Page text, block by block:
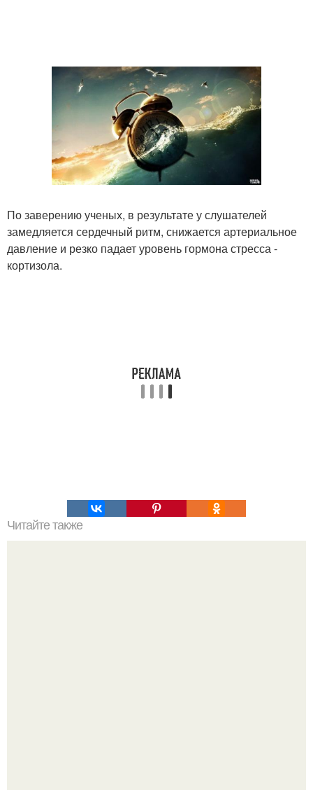
По заверению ученых, в результате у слушателей
замедляется сердечный ритм, снижается артериальное
давление и резко падает уровень гормона стресса -
кортизола.
Читайте также